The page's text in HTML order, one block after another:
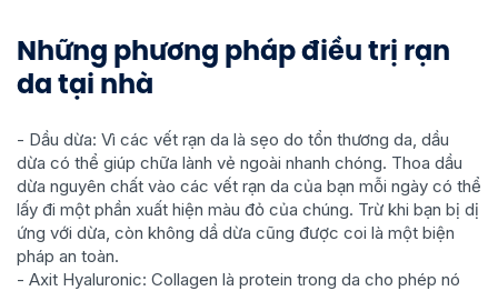
Những phương pháp điều trị rạn
da tại nhà
- Dầu dừa: Vì các vết rạn da là sẹo do tổn thương da, dầu
dừa có thể giúp chữa lành vẻ ngoài nhanh chóng. Thoa dầu
dừa nguyên chất vào các vết rạn da của bạn mỗi ngày có thể
lấy đi một phần xuất hiện màu đỏ của chúng. Trừ khi bạn bị dị
ứng với dừa, còn không dầ dừa cũng được coi là một biện
pháp an toàn.
- Axit Hyaluronic: Collagen là protein trong da cho phép nó